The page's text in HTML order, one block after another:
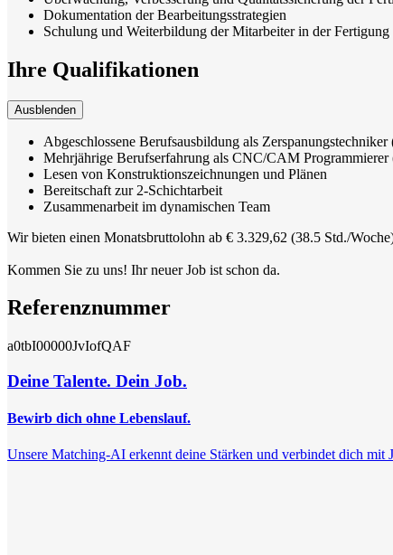
Dokumentation der Bearbeitungsstrategien
Schulung und Weiterbildung der Mitarbeiter in der Fertigung
Ihre Qualifikationen
Ausblenden
Abgeschlossene Berufsausbildung als
Mehrjährige Berufserfahrung als CNC/CAM Programmierer
Lesen von Konstruktionszeichnungen und Plänen
Bereitschaft zur 2-Schichtarbeit
Zusammenarbeit im dynamischen Team
Wir bieten einen Monatsbruttolohn ab € 3.329,62 (38.5 Std./
Kommen Sie zu uns! Ihr neuer Job ist schon da.
Referenznummer
a0tbI00000JvIofQAF
Deine Talente. Dein Job.
Bewirb dich ohne Lebenslauf.
Unsere Matching-AI erkennt deine Stärken und verbindet dich mit